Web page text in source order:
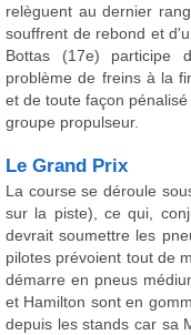
relèguent au dernier
souffrent de rebond et
Bottas (17e) participe
problème de freins à la
et de toute façon
groupe propulseur.
Le Grand Prix
La course se déroule
sur la piste), ce qui,
devrait soumettre les
pilotes prévoient tout de
démarre en pneus
et Hamilton sont en
depuis les stands car sa